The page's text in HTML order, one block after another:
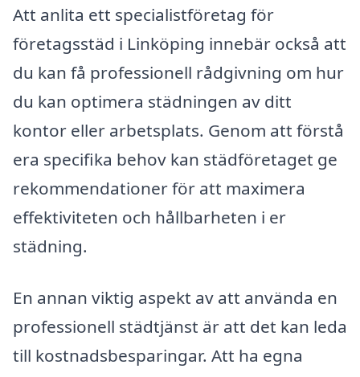
Att anlita ett specialistföretag för
företagsstäd i Linköping innebär också att
du kan få professionell rådgivning om hur
du kan optimera städningen av ditt
kontor eller arbetsplats. Genom att förstå
era specifika behov kan städföretaget ge
rekommendationer för att maximera
effektiviteten och hållbarheten i er
städning.
En annan viktig aspekt av att använda en
professionell städtjänst är att det kan leda
till kostnadsbesparingar. Att ha egna